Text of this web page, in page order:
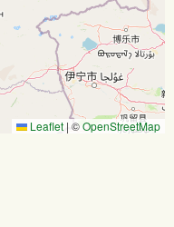
Leaflet | ©OpenStreetMap